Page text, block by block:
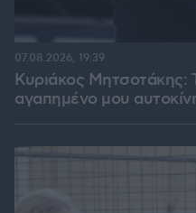
Κυριάκος Μητσοτάκης:
αγαπημένο μου
07.08.2026, 19:39